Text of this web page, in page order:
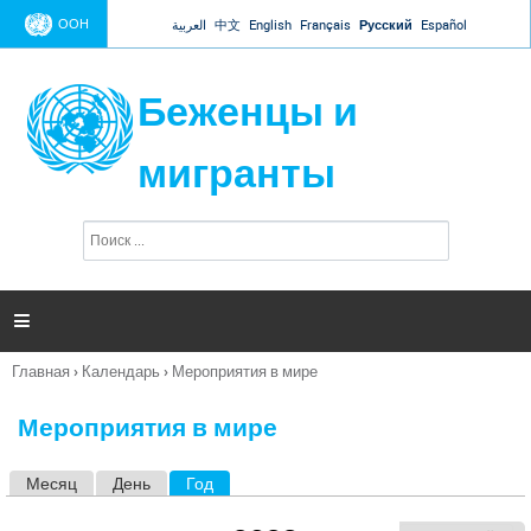
Jump to navigation
ООН العربية 中文 English Français Русский Español
Беженцы и
мигранты
п
и

Вы
Главная › Календарь › Мероприятия в мире
Мероприятия в мире
Месяц День Год